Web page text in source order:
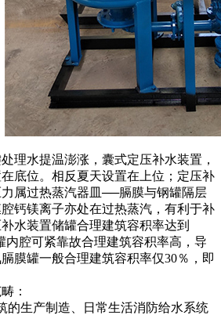
理水提温澎涨，囊式定压补水装置，
底位。相反夏天设置在上位；定压补
属过热蒸汽器皿──膈膜与钢罐隔层
钙镁离子亦处在过热蒸汽，有利于补
水装置储罐合理建筑容积率达到
腔可紧靠故合理建筑容积率高，导
膜罐一般合理建筑容积率仅30％，即
：
的生产制造、日常生活消防给水系统